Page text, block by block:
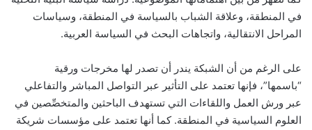
في المنطقة، وعلاقة الشباب بالسياسة في المنطقة، وسياسات
المراحل الانتقالية، واتجاهات البحث في السياسة العربية.
على الرغم من أن الشبكة يندر أن تصدر لها مخرجات ورقية
“باسمها”، فإنها تعتمد على التأثير عبر التواصل المباشر والتفاعلي
عبر ورش العمل واللقاءات التي تستهدف الباحثين والمتخصِّصين في
العلوم السياسية في المنطقة. كما أنها تعتمد على مؤسسات شريكة